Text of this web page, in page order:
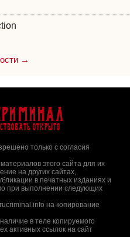
→
открыто
только с согласия
этого сайта для их
на других сайтах,
в печатных изданиях и
при выполнении следующих
на копирование
в теле копируемого
активных ссылок на сайт